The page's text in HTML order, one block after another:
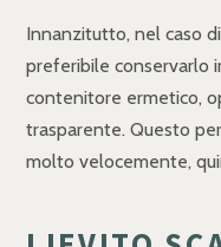
Innanzitutto, nel caso
preferibile conservarlo
contenitore ermetico,
trasparente. Questo
molto velocemente,